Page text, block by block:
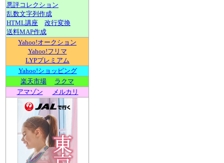
悪評コレクション
乱数文字列作成
HTML講座
改行変換
送料MAP作成
Yahoo!オークション
Yahoo!フリマ
LYPプレミアム
Yahoo!ショッピング
楽天市場
ラクマ
アマゾン
メルカリ